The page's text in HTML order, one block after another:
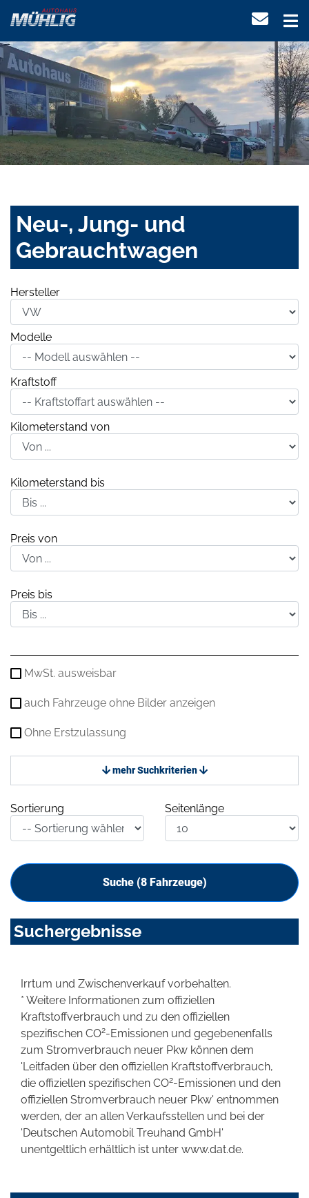
Neu-, Jung- und
Gebrauchtwagen
Hersteller
Modelle
Kraftstoff
Kilometerstand von
Kilometerstand bis
Preis von
Preis bis
MwSt. ausweisbar
auch Fahrzeuge ohne Bilder anzeigen
Ohne Erstzulassung
mehr Suchkriterien
Sortierung Seitenlänge
Suche (8Fahrzeuge)
Suchergebnisse
Irrtum und Zwischenverkauf vorbehalten.
* Weitere Informationen zum offiziellen
Kraftstoffverbrauch und zu den offiziellen
spezifischen CO2-Emissionen und gegebenenfalls
zum Stromverbrauch neuer Pkw können dem
'Leitfaden über den offiziellen Kraftstoffverbrauch,
die offiziellen spezifischen CO2-Emissionen und den
offiziellen Stromverbrauch neuer Pkw' entnommen
werden, der an allen Verkaufsstellen und bei der
'Deutschen Automobil Treuhand GmbH'
unentgeltlich erhältlich ist unter www.dat.de.